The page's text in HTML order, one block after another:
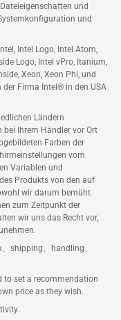
und
und
Intel Logo, Intel Atom,
Logo, Intel vPro, Itanium,
Xeon, Xeon Phi, und
Firma Intel® in den USA
Ländern
bei Ihrem Händler vor Ort
Farben der
vom
Variablen und
Produkts von den auf
wir darum bemüht
zum Zeitpunkt der
wir uns das Recht vor,
shipping、handling、
to set a recommendation
price as they wish.